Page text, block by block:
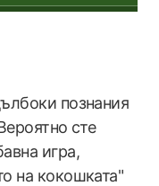
познания
сте
игра,
на кокошката"